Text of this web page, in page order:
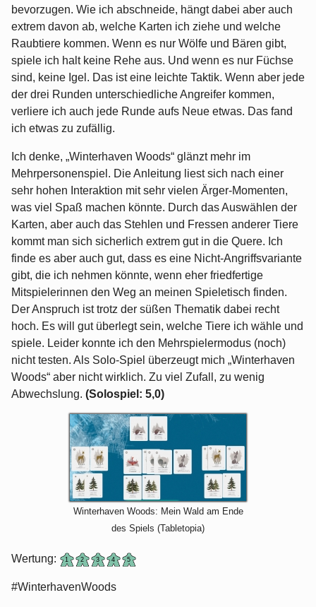
bevorzugen. Wie ich abschneide, hängt dabei aber auch
extrem davon ab, welche Karten ich ziehe und welche
Raubtiere kommen. Wenn es nur Wölfe und Bären gibt,
spiele ich halt keine Rehe aus. Und wenn es nur Füchse
sind, keine Igel. Das ist eine leichte Taktik. Wenn aber jede
der drei Runden unterschiedliche Angreifer kommen,
verliere ich auch jede Runde aufs Neue etwas. Das fand
ich etwas zu zufällig.
Ich denke, „Winterhaven Woods“ glänzt mehr im
Mehrpersonenspiel. Die Anleitung liest sich nach einer
sehr hohen Interaktion mit sehr vielen Ärger-Momenten,
was viel Spaß machen könnte. Durch das Auswählen der
Karten, aber auch das Stehlen und Fressen anderer Tiere
kommt man sich sicherlich extrem gut in die Quere. Ich
finde es aber auch gut, dass es eine Nicht-Angriffsvariante
gibt, die ich nehmen könnte, wenn eher friedfertige
Mitspielerinnen den Weg an meinen Spieletisch finden.
Der Anspruch ist trotz der süßen Thematik dabei recht
hoch. Es will gut überlegt sein, welche Tiere ich wähle und
spiele. Leider konnte ich den Mehrspielermodus (noch)
nicht testen. Als Solo-Spiel überzeugt mich „Winterhaven
Woods“ aber nicht wirklich. Zu viel Zufall, zu wenig
Abwechslung. (Solospiel: 5,0)
Winterhaven Woods: Mein Wald am Ende
des Spiels (Tabletopia)
Wertung:
#WinterhavenWoods